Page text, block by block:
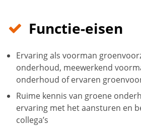
Functie-eisen
Ervaring als voorman
onderhoud, meewerkend
onderhoud of ervaren
Ruime kennis van groene
ervaring met het aansturen en
collega’s